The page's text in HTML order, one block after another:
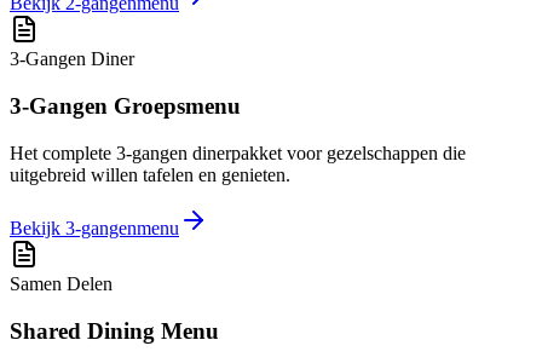
3-Gangen Diner
3-Gangen Groepsmenu
Het complete 3-gangen dinerpakket voor gezelschappen die
uitgebreid willen tafelen en genieten.
Bekijk 3-gangenmenu
Samen Delen
Shared Dining Menu